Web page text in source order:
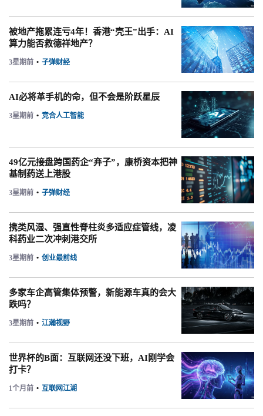
被地产拖累连亏4年！香港“壳王”出手：AI
算力能否救德祥地产？
3星期前 • 子弹财经
AI必将革手机的命，但不会是阶跃星辰
3星期前 • 竞合人工智能
49亿元接盘跨国药企“弃子”，康桥资本把神
基制药送上港股
3星期前 • 子弹财经
携类风湿、强直性脊柱炎多适应症管线，凌
科药业二次冲刺港交所
3星期前 • 创业最前线
多家车企高管集体预警，新能源车真的会大
跌吗？
3星期前 • 江瀚视野
世界杯的B面：互联网还没下班，AI刚学会
打卡？
1个月前 • 互联网江湖